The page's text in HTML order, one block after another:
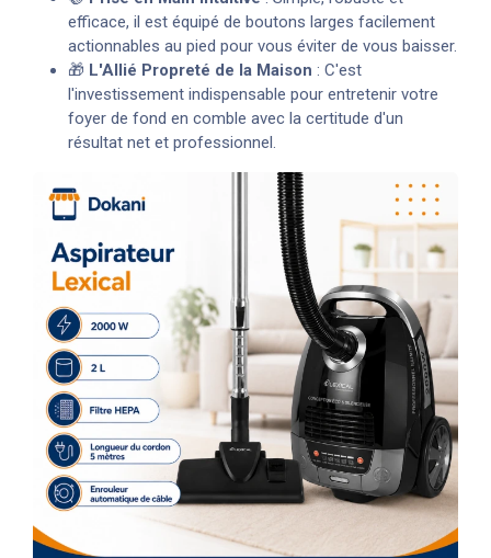
efficace, il est équipé de boutons larges facilement
actionnables au pied pour vous éviter de vous baisser.
🎁 L'Allié Propreté de la Maison : C'est
l'investissement indispensable pour entretenir votre
foyer de fond en comble avec la certitude d'un
résultat net et professionnel.